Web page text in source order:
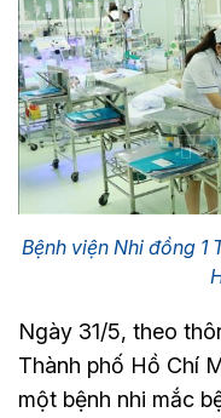
Bệnh viện Nhi đồng 1
Ngày 31/5, theo
Thành phố Hồ Chí
một bệnh nhi mắc